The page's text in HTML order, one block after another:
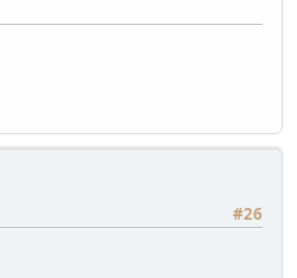
#26